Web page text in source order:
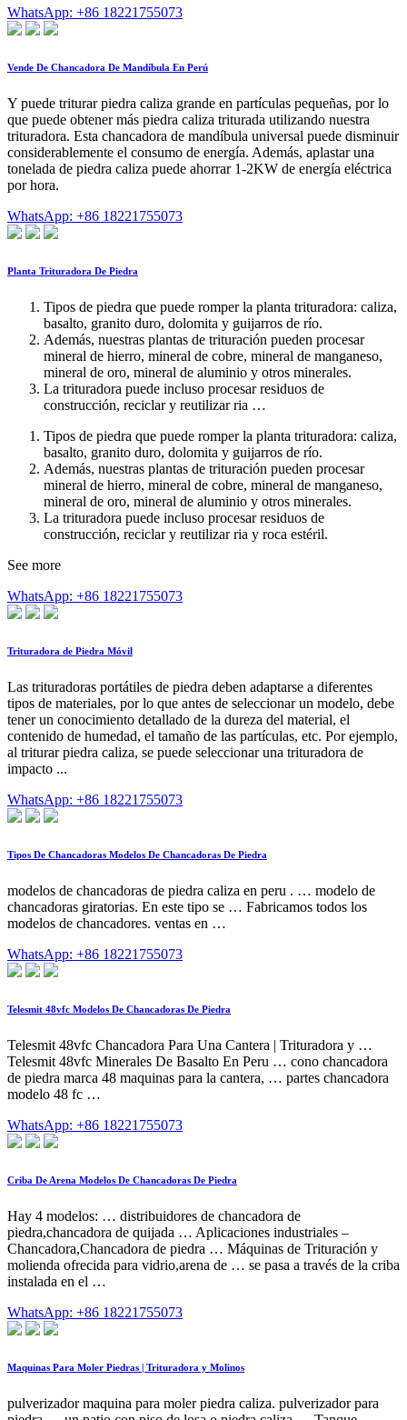
WhatsApp: +86 18221755073
Vende De Chancadora De Mandíbula En Perú
Y puede triturar piedra caliza grande en partículas pequeñas, por lo
que puede obtener más piedra caliza triturada utilizando nuestra
trituradora. Esta chancadora de mandíbula universal puede disminuir
considerablemente el consumo de energía. Además, aplastar una
tonelada de piedra caliza puede ahorrar 1-2KW de energía eléctrica
por hora.
WhatsApp: +86 18221755073
Planta Trituradora De Piedra
Tipos de piedra que puede romper la planta trituradora: caliza,
basalto, granito duro, dolomita y guijarros de río.
Además, nuestras plantas de trituración pueden procesar
mineral de hierro, mineral de cobre, mineral de manganeso,
mineral de oro, mineral de aluminio y otros minerales.
La trituradora puede incluso procesar residuos de
construcción, reciclar y reutilizar ria …
Tipos de piedra que puede romper la planta trituradora: caliza,
basalto, granito duro, dolomita y guijarros de río.
Además, nuestras plantas de trituración pueden procesar
mineral de hierro, mineral de cobre, mineral de manganeso,
mineral de oro, mineral de aluminio y otros minerales.
La trituradora puede incluso procesar residuos de
construcción, reciclar y reutilizar ria y roca estéril.
See more
WhatsApp: +86 18221755073
Trituradora de Piedra Móvil
Las trituradoras portátiles de piedra deben adaptarse a diferentes
tipos de materiales, por lo que antes de seleccionar un modelo, debe
tener un conocimiento detallado de la dureza del material, el
contenido de humedad, el tamaño de las partículas, etc. Por ejemplo,
al triturar piedra caliza, se puede seleccionar una trituradora de
impacto ...
WhatsApp: +86 18221755073
Tipos De Chancadoras Modelos De Chancadoras De Piedra
modelos de chancadoras de piedra caliza en peru . … modelo de
chancadoras giratorias. En este tipo se … Fabricamos todos los
modelos de chancadores. ventas en …
WhatsApp: +86 18221755073
Telesmit 48vfc Modelos De Chancadoras De Piedra
Telesmit 48vfc Chancadora Para Una Cantera | Trituradora y …
Telesmit 48vfc Minerales De Basalto En Peru … cono chancadora
de piedra marca 48 maquinas para la cantera, … partes chancadora
modelo 48 fc …
WhatsApp: +86 18221755073
Criba De Arena Modelos De Chancadoras De Piedra
Hay 4 modelos: … distribuidores de chancadora de
piedra,chancadora de quijada … Aplicaciones industriales –
Chancadora,Chancadora de piedra … Máquinas de Trituración y
molienda ofrecida para vidrio,arena de … se pasa a través de la criba
instalada en el …
WhatsApp: +86 18221755073
Maquinas Para Moler Piedras | Trituradora y Molinos
pulverizador maquina para moler piedra caliza. pulverizador para